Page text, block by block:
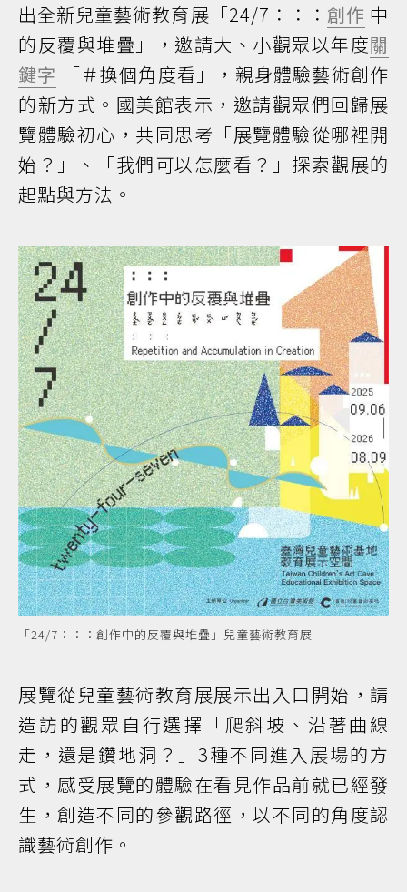
出全新兒童藝術教育展「24/7：：： 創作 中
的反覆與堆疊」，邀請大、小觀眾以年度關
鍵字 「＃換個角度看」，親身體驗藝術創作
的新方式。國美館表示，邀請觀眾們回歸展
覽體驗初心，共同思考「展覽體驗從哪裡開
始？」、「我們可以怎麼看？」探索觀展的
起點與方法。
「24/7：：：創作中的反覆與堆疊」兒童藝術教育展
展覽從兒童藝術教育展展示出入口開始，請
造訪的觀眾自行選擇「爬斜坡、沿著曲線
走，還是鑽地洞？」3種不同進入展場的方
式，感受展覽的體驗在看見作品前就已經發
生，創造不同的參觀路徑，以不同的角度認
識藝術創作。